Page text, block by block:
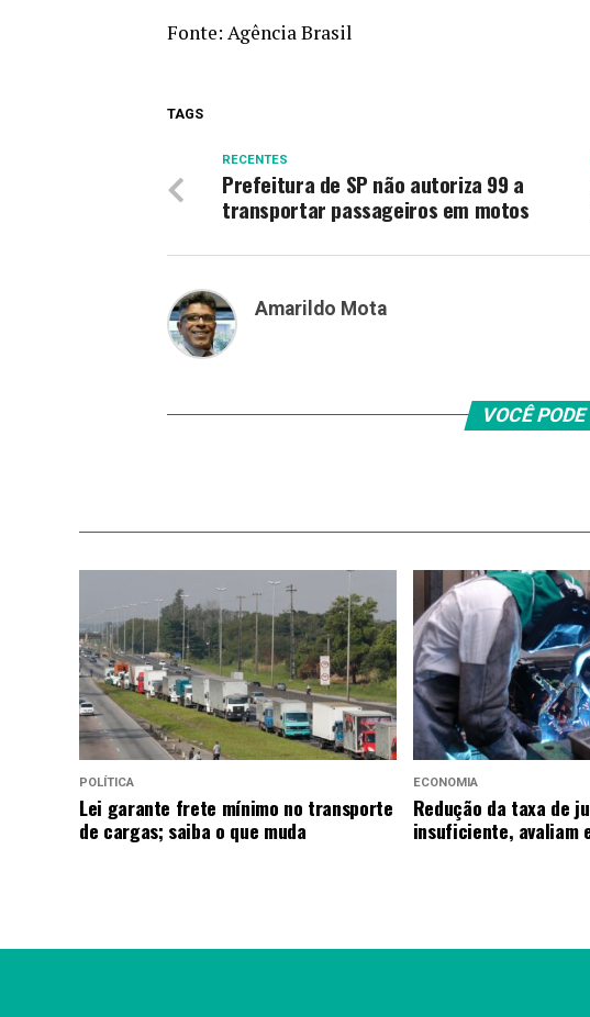
Fonte: Agência Brasil
TAGS
RECENTES
Prefeitura de SP não autoriza 99 a
transportar passageiros em motos
Amarildo Mota
VOCÊ
POLÍTICA
Lei garante frete mínimo no transporte
de cargas; saiba o que muda
ECONOMIA
Redução da taxa de
insuficiente, avaliam